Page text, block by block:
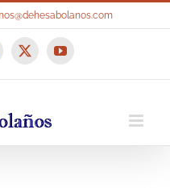
X YouTube